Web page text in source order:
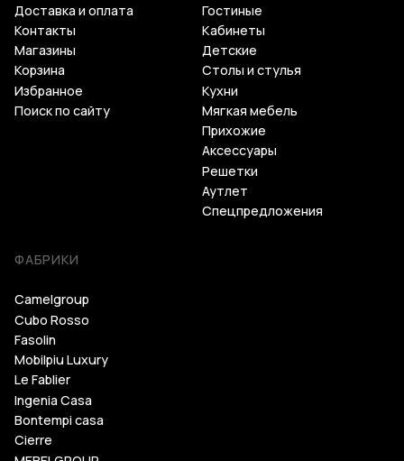
Доставка и оплата
Контакты
Магазины
Корзина
Избранное
Поиск по сайту
Гостиные
Кабинеты
Детские
Столы и стулья
Кухни
Мягкая мебель
Прихожие
Аксессуары
Решетки
Аутлет
Спецпредложения
ФАБРИКИ
Camelgroup
Cubo Rosso
Fasolin
Mobilpiu Luxury
Le Fablier
Ingenia Casa
Bontempi casa
Cierre